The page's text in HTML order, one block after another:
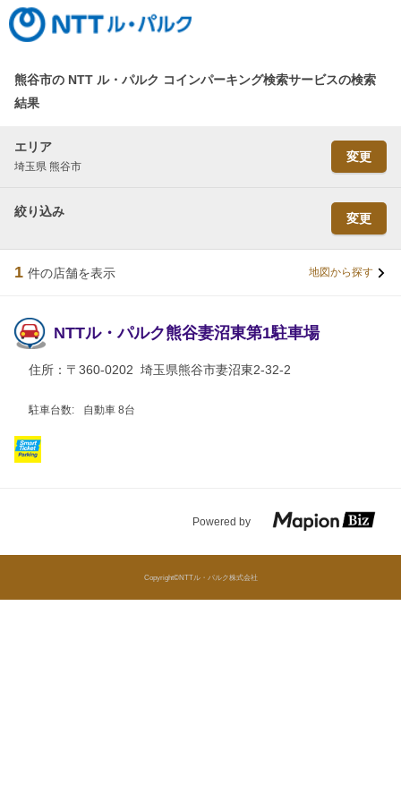
熊谷市の NTT ル・パルク コインパーキング検索サービスの検索
結果
エリア
埼玉県 熊谷市
変更
絞り込み 変更
1 件の店舗を表示 地図から探す
NTTル・パルク熊谷妻沼東第1駐車場
住所： 〒360-0202 埼玉県熊谷市妻沼東2-32-2
駐車台数: 自動車 8台
Powered by
Copyright©NTTル・パルク株式会社